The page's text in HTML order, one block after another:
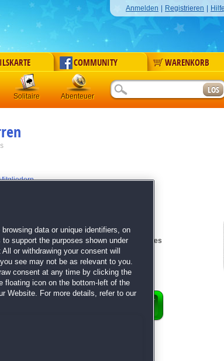
Anmelden Registrieren Hilfe
COMMUNITY WARENKORB
Solitaire Abenteuer
linearem Gameplay selbst was du als nächstes
Entscheidungen die Story
IN DEN WARENKORB
data or unique identifiers, on
support the purposes shown under
or withdrawing your consent will
see may not be as relevant to you.
consent at any time by clicking the
floating icon on the bottom-left of the
Website. For more details, refer to our